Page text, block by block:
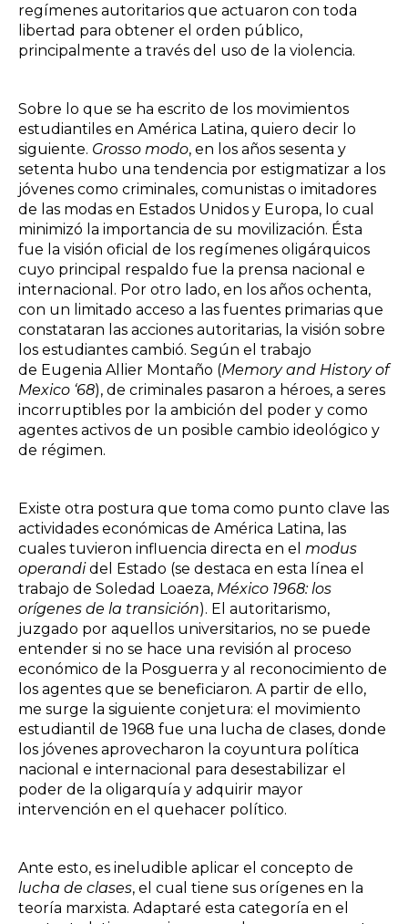
regímenes autoritarios que actuaron con toda
libertad para obtener el orden público,
principalmente a través del uso de la violencia.
Sobre lo que se ha escrito de los movimientos
estudiantiles en América Latina, quiero decir lo
siguiente. Grosso modo, en los años sesenta y
setenta hubo una tendencia por estigmatizar a los
jóvenes como criminales, comunistas o imitadores
de las modas en Estados Unidos y Europa, lo cual
minimizó la importancia de su movilización. Ésta
fue la visión oficial de los regímenes oligárquicos
cuyo principal respaldo fue la prensa nacional e
internacional. Por otro lado, en los años ochenta,
con un limitado acceso a las fuentes primarias que
constataran las acciones autoritarias, la visión sobre
los estudiantes cambió. Según el trabajo
de Eugenia Allier Montaño (Memory and History of
Mexico ‘68), de criminales pasaron a héroes, a seres
incorruptibles por la ambición del poder y como
agentes activos de un posible cambio ideológico y
de régimen.
Existe otra postura que toma como punto clave las
actividades económicas de América Latina, las
cuales tuvieron influencia directa en el modus
operandidel Estado (se destaca en esta línea el
trabajo de Soledad Loaeza, México 1968: los
orígenes de la transición). El autoritarismo,
juzgado por aquellos universitarios, no se puede
entender si no se hace una revisión al proceso
económico de la Posguerra y al reconocimiento de
los agentes que se beneficiaron. A partir de ello,
me surge la siguiente conjetura: el movimiento
estudiantil de 1968 fue una lucha de clases, donde
los jóvenes aprovecharon la coyuntura política
nacional e internacional para desestabilizar el
poder de la oligarquía y adquirir mayor
intervención en el quehacer político.
Ante esto, es ineludible aplicar el concepto de
lucha de clases, el cual tiene sus orígenes en la
teoría marxista. Adaptaré esta categoría en el